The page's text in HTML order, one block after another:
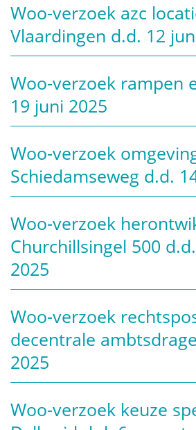
Woo-verzoek azc
Vlaardingen d.d. 12
Woo-verzoek rampen
19 juni 2025
Woo-verzoek
Schiedamseweg d.d.
Woo-verzoek
Churchillsingel 500
2025
Woo-verzoek
decentrale
2025
Woo-verzoek keuze